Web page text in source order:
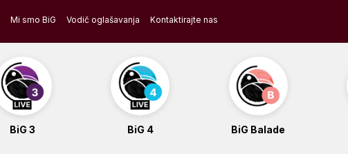
Mi smo BiG Vodič oglašavanja Kontaktirajte nas
BiG 3 BiG 4 BiG Balade